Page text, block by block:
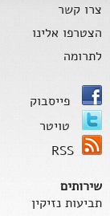
צרו קשר
הצטרפו אלינו
לתרומה
פייסבוק
טויטר
RSS
שירותים
תביעות נזיקין